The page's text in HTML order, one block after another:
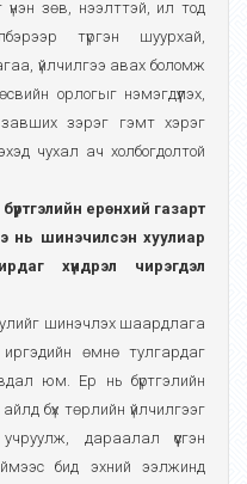
үнэн зөв, нээлттэй, ил тод
түргэн шуурхай,
үйлчилгээ авах боломж
орлогыг нэмэгдүүлэх,
зэрэг гэмт хэрэг
чухал ач холбогдолтой
ерөнхий газарт
нь шинэчилсэн хуулиар
хүндрэл чирэгдэл
шинэчлэх шаардлага
иргэдийн өмнө тулгардаг
юм. Ер нь бүртгэлийн
бүх төрлийн үйлчилгээг
дараалал үүсгэн
бид эхний ээлжинд